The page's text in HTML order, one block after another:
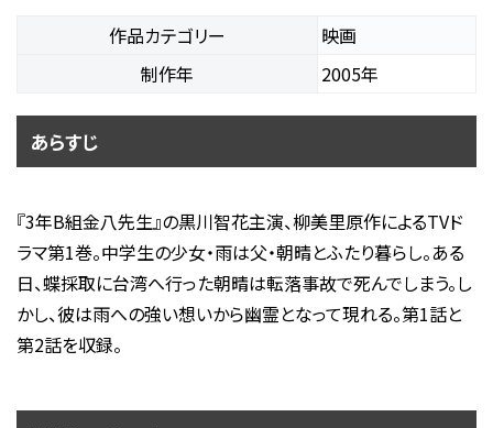
作品カテゴリー
映画
制作年
2005年
あらすじ
『3年B組金八先生』の黒川智花主演、柳美里原作によるTVド
ラマ第1巻。中学生の少女・雨は父・朝晴とふたり暮らし。ある
日、蝶採取に台湾へ行った朝晴は転落事故で死んでしまう。し
かし、彼は雨への強い想いから幽霊となって現れる。第1話と
第2話を収録。